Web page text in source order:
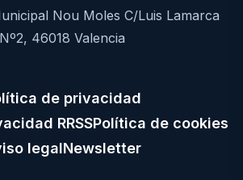
Nou Moles C/Luis Lamarca
Nº2, 46018 Valencia
de privacidad
RRSSPolítica de cookies
legalNewsletter